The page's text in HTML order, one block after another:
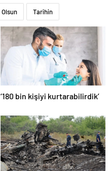
Olsun Tarihin
‘180 bin kişiyi kurtarabilirdik’